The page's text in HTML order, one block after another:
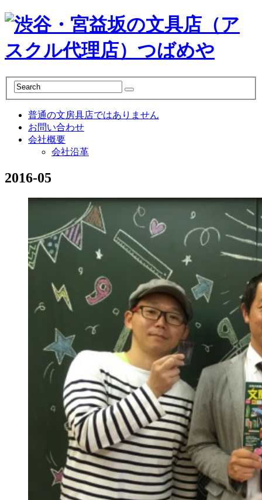
普通の文房具店ではありません
お問い合わせ
会社概要
会社沿革
2016-05